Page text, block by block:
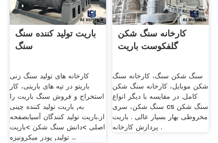
باریت تولید کننده سنگ
سنگ
کارخانه های تولید سنگ زنی
باریتو در تپه های باریتی، کار
استخراج و فروش سنگ باریت را
به, باریت تولید کننده چینی
از.باریت تولید کنندگان آسیابصفحه
اصلی >دانش سنگ شکن >باریت
تولید, پودر میکرونیزه ...
کارخانه سنگ شکن
گلفکوست باریت
سنگ شکن سنگ، کارخانه سنگ
شکن موبایل، کارخانه سنگ شکن
کامل. در مقایسه با دیگر انواع
سنگ شکن، سری cs سنگ شکن
مخروطی بهار بسیار عالی . باریت
پردازش کارخانه .